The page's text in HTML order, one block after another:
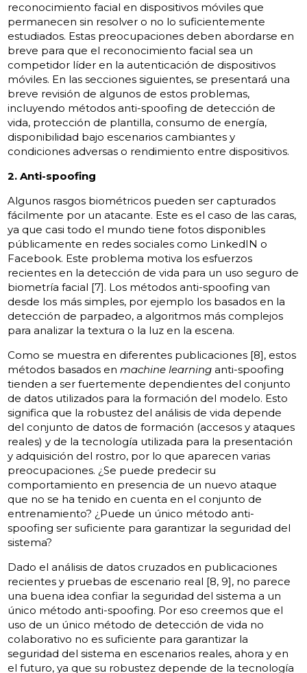
reconocimiento facial en dispositivos móviles que
permanecen sin resolver o no lo suficientemente
estudiados. Estas preocupaciones deben abordarse en
breve para que el reconocimiento facial sea un
competidor líder en la autenticación de dispositivos
móviles. En las secciones siguientes, se presentará una
breve revisión de algunos de estos problemas,
incluyendo métodos anti-spoofing de detección de
vida, protección de plantilla, consumo de energía,
disponibilidad bajo escenarios cambiantes y
condiciones adversas o rendimiento entre dispositivos.
2. Anti-spoofing
Algunos rasgos biométricos pueden ser capturados
fácilmente por un atacante. Este es el caso de las caras,
ya que casi todo el mundo tiene fotos disponibles
públicamente en redes sociales como LinkedIN o
Facebook. Este problema motiva los esfuerzos
recientes en la detección de vida para un uso seguro de
biometría facial [7]. Los métodos anti-spoofing van
desde los más simples, por ejemplo los basados ​​en la
detección de parpadeo, a algoritmos más complejos
para analizar la textura o la luz en la escena.
Como se muestra en diferentes publicaciones [8], estos
métodos basados ​​enmachine learning anti-spoofing
tienden a ser fuertemente dependientes del conjunto
de datos utilizados para la formación del modelo. Esto
significa que la robustez del análisis de vida depende
del conjunto de datos de formación (accesos y ataques
reales) y de la tecnología utilizada para la presentación
y adquisición del rostro, por lo que aparecen varias
preocupaciones. ¿Se puede predecir su
comportamiento en presencia de un nuevo ataque
que no se ha tenido en cuenta en el conjunto de
entrenamiento? ¿Puede un único método anti-
spoofing ser suficiente para garantizar la seguridad del
sistema?
Dado el análisis de datos cruzados en publicaciones
recientes y pruebas de escenario real [8, 9], no parece
una buena idea confiar la seguridad del sistema a un
único método anti-spoofing. Por eso creemos que el
uso de un único método de detección de vida no
colaborativo no es suficiente para garantizar la
seguridad del sistema en escenarios reales, ahora y en
el futuro, ya que su robustez depende de la tecnología